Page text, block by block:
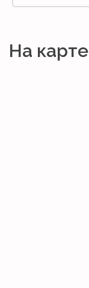
На карте